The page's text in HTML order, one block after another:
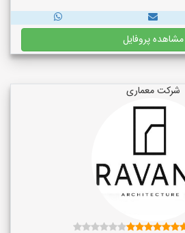
مشاهده پروفایل
شرکت معماری